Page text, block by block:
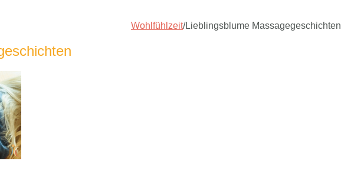
Wohlfühlzeit/Lieblingsblume Massagegeschichten